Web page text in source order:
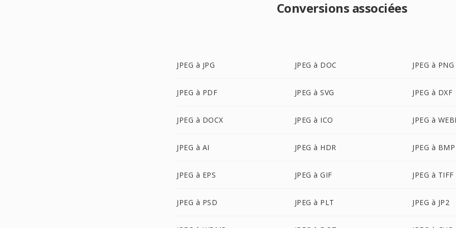
Conversions associées
JPEG à JPG JPEG à DOC JPEG à PNG
JPEG à PDF JPEG à SVG JPEG à DXF
JPEG à DOCX JPEG à ICO JPEG à
JPEG à AI JPEG à HDR JPEG à BMP
JPEG à EPS JPEG à GIF JPEG à TIFF
JPEG à PSD JPEG à PLT JPEG à JP2